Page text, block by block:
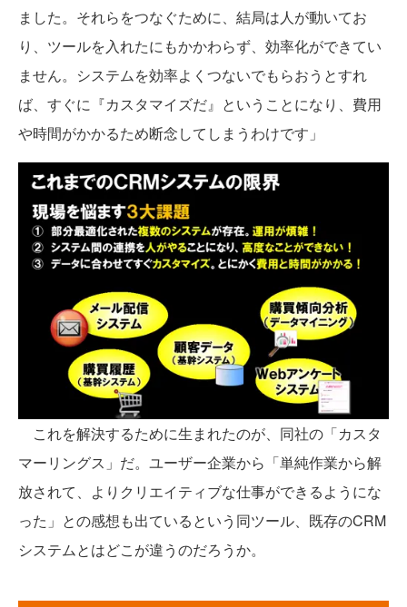
ました。それらをつなぐために、結局は人が動いてお
り、ツールを入れたにもかかわらず、効率化ができてい
ません。システムを効率よくつないでもらおうとすれ
ば、すぐに『カスタマイズだ』ということになり、費用
や時間がかかるため断念してしまうわけです」
これを解決するために生まれたのが、同社の「カスタ
マーリングス」だ。ユーザー企業から「単純作業から解
放されて、よりクリエイティブな仕事ができるようにな
った」との感想も出ているという同ツール、既存のCRM
システムとはどこが違うのだろうか。